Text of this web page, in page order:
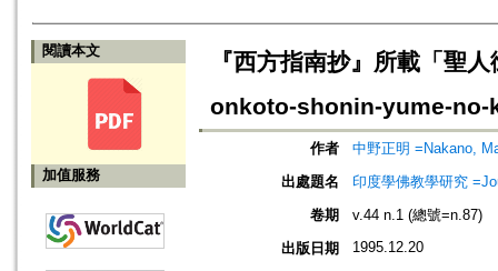
閱讀本文
加值服務
『西方指南抄』所載「聖
onkoto-shonin-yume-
作者
中野正明 =Nakano,
出處題名
印度學佛教學研究
卷期
v.44 n.1 (總號=n.87)
出版日期
1995.12.20